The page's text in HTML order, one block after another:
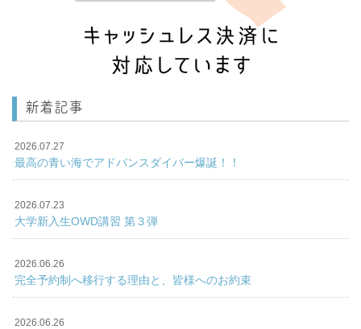
新着記事
2026.07.27
最高の青い海でアドバンスダイバー爆誕！！
2026.07.23
大学新入生OWD講習 第３弾
2026.06.26
完全予約制へ移行する理由と、皆様へのお約束
2026.06.26